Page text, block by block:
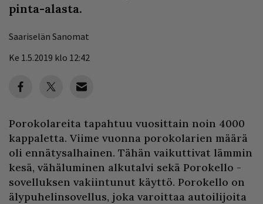
pinta-alasta.
Saariselän Sanomat
Ke 1.5.2019 klo 12:42
Porokolareita tapahtuu vuosittain noin 4000
kappaletta. Viime vuonna porokolarien määrä
oli ennätysalhainen. Tähän vaikuttivat lämmin
kesä, vähäluminen alkutalvi sekä Porokello -
sovelluksen vakiintunut käyttö. Porokello on
älypuhelinsovellus, joka varoittaa autoilijoita